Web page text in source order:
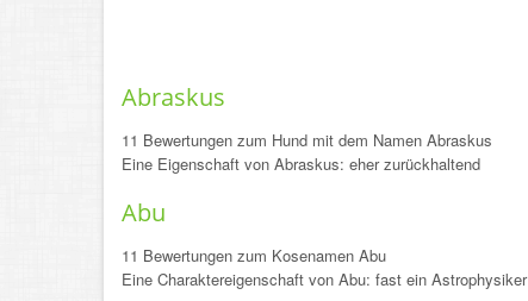
Abraskus
11 Bewertungen zum Hund mit dem Namen Abraskus
Eine Eigenschaft von Abraskus: eher zurückhaltend
Abu
11 Bewertungen zum Kosenamen Abu
Eine Charaktereigenschaft von Abu: fast ein Astrophysiker